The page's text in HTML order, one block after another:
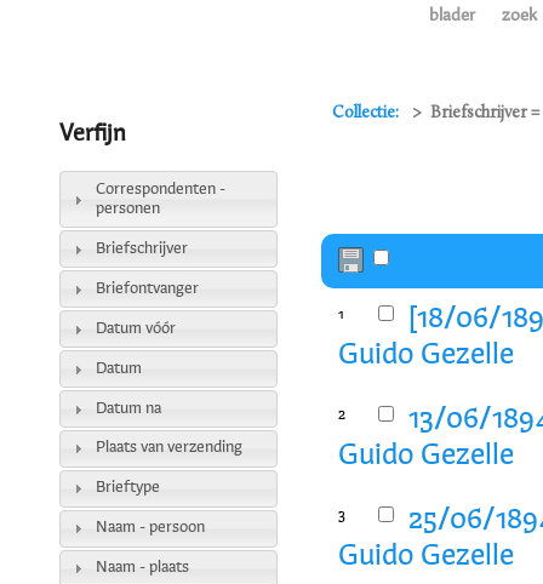
blader zoek
Collectie: Briefschrijver
1
[18/06/
Guido Gezelle
2
13/06/
Guido Gezelle
3
25/06/
Guido Gezelle
Verfijn
Correspondenten -
personen
Briefschrijver
Briefontvanger
Datum vóór
Datum
Datum na
Plaats van verzending
Brieftype
Naam - persoon
Naam - plaats